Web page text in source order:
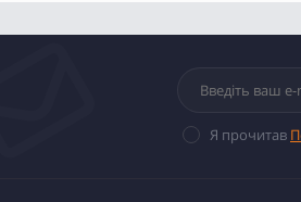
Я прочитав